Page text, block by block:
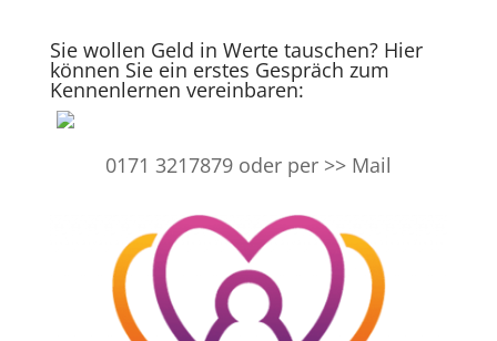
Sie wollen Geld in Werte tauschen? Hier
können Sie ein erstes Gespräch zum
Kennenlernen vereinbaren:
0171 3217879 oder per >> Mail